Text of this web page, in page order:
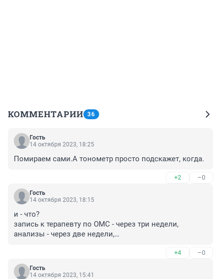
КОММЕНТАРИИ 36
Гость
14 октября 2023, 18:25
Помираем сами.А тонометр просто подскажет, когда.
+2 –0
Гость
14 октября 2023, 18:15
и - что?
запись к терапевту по ОМС - через три недели,
анализы - через две недели,
может, пора отменить ОМС,
если народ раньше помрёт, чем к врачу попадёт?
+4 –0
Гость
14 октября 2023, 15:41